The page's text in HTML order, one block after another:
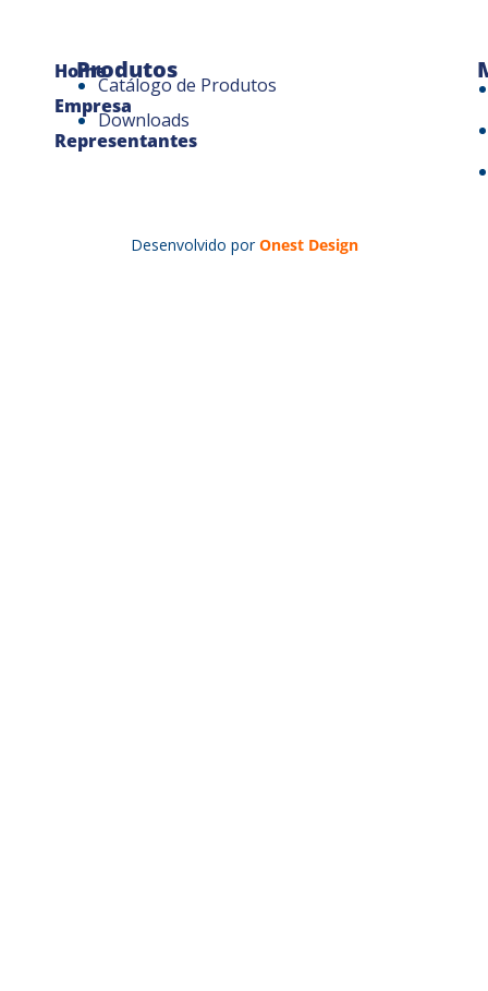
Home
Empresa
Representantes
Produtos
Catálogo de Produtos
Downloads
Desenvolvido por Onest Design